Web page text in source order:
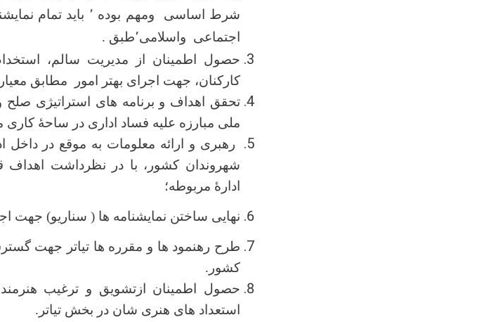
اجتماعی واسلامی٬طبق .
حصول اطمینان از مدیریت سالم،
کارکنان، جهت اجرای بهتر امور مطابق
تحقق اهداف و برنامه های استراتیژی صلح
ملی مبارزه علیه فساد اداری در ساحۀ کاری
رهبری و ارائه معلومات به موقع در داخل
شهروندان کشور، با در نظرداشت اهداف
ادارۀ مربوطه؛
نهایی ساختن نمایشنامه ها ( سناریو)
طرح رهنمود ها و مقرره ها تیاتر جهت
کشور.
حصول اطمینان ازتشویق و ترغیب
استعداد های هنری شان در بخش تیاتر.